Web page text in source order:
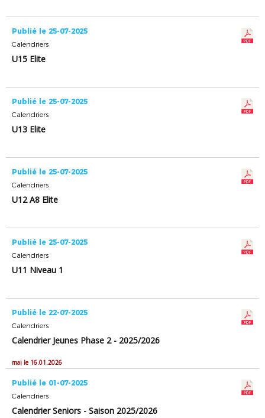
Publié le 25-07-2025
Calendriers
U15 Elite
Publié le 25-07-2025
Calendriers
U13 Elite
Publié le 25-07-2025
Calendriers
U12 A8 Elite
Publié le 25-07-2025
Calendriers
U11 Niveau 1
Publié le 22-07-2025
Calendriers
Calendrier Jeunes Phase 2 - 2025/2026
maj le 16.01.2026
Publié le 01-07-2025
Calendriers
Calendrier Seniors - Saison 2025/2026